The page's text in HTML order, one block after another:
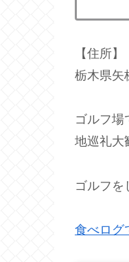
【住所】
栃木県矢
ゴルフ場
地巡礼大
ゴルフを
食べログ